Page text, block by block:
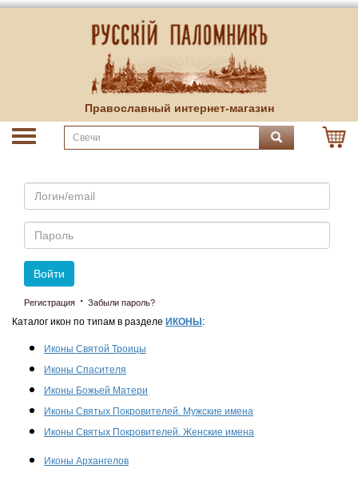
Православный интернет-магазин
Email
Пароль
Войти
Регистрация · Забыли пароль?
Каталог икон по типам в разделе ИКОНЫ :
Иконы Святой Троицы
Иконы Спасителя
Иконы Божьей Матери
Иконы Святых Покровителей. Мужские имена
Иконы Святых Покровителей. Женские имена
Иконы Архангелов